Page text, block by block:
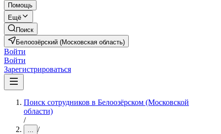
Помощь
Ещё
Поиск
Белоозёрский (Московская область)
Войти
Войти
Зарегистрироваться
Поиск сотрудников в Белоозёрском (Московской
области)
/
... /